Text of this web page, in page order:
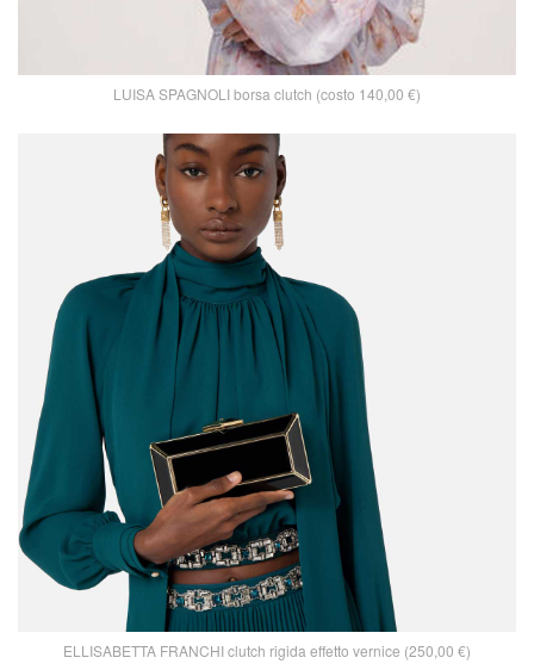
LUISA SPAGNOLI borsa clutch (costo 140,00 €)
ELLISABETTA FRANCHI clutch rigida effetto vernice (250,00 €)